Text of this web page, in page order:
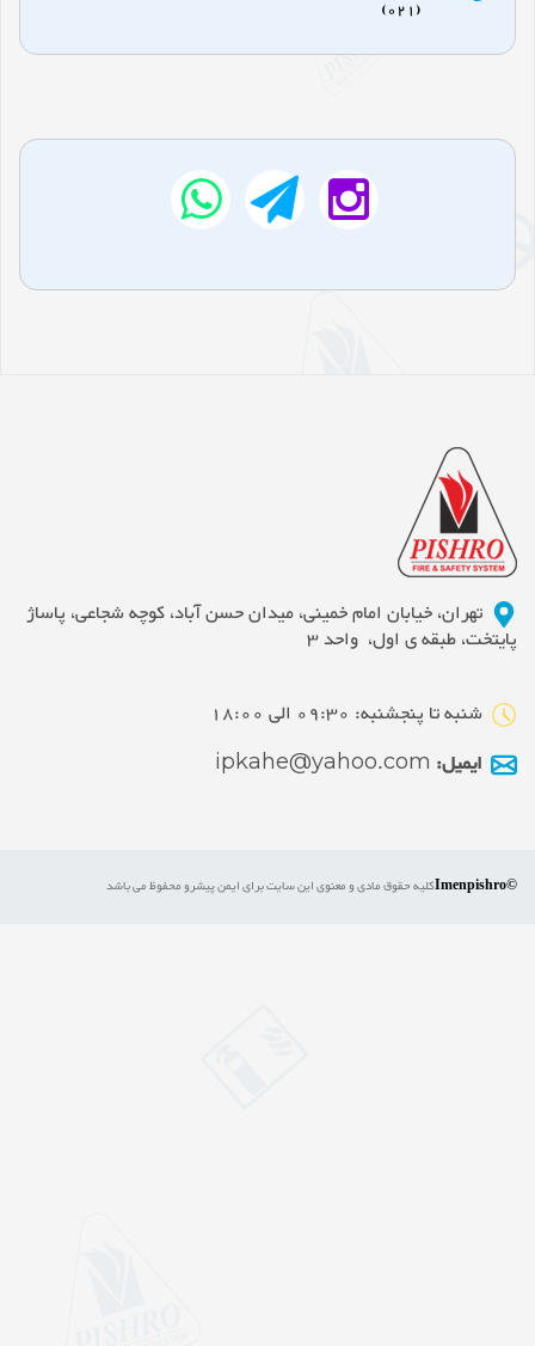
تهران، خیابان امام خمینی، میدان حسن آباد، کوچه شجاعی، پاساژ
پایتخت، طبقه ی اول، واحد 3
شنبه تا پنجشنبه: 09:30 الی 18:00
ایمیل:ipkahe@yahoo.com
کلیه حقوق مادی و معنوی این سایت برای ایمن پیشرو محفوظ می باشد